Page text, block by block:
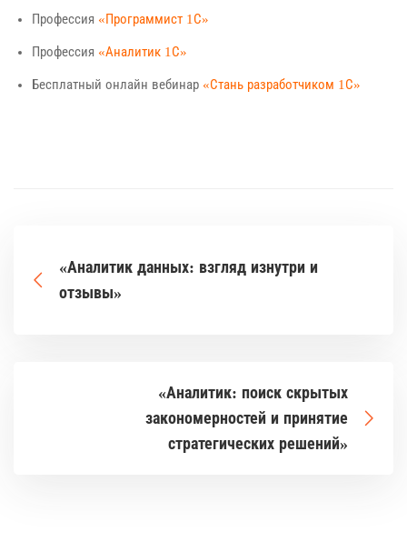
Профессия «Программист 1С»
Профессия «Аналитик 1С»
Бесплатный онлайн вебинар «Стань разработчиком 1С»
«Аналитик данных: взгляд изнутри и
отзывы»
«Аналитик: поиск скрытых
закономерностей и принятие
стратегических решений»